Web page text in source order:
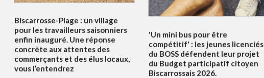
Biscarrosse-Plage : un village
pour les travailleurs saisonniers
enfin inauguré. Une réponse
concrète aux attentes des
commerçants et des élus locaux,
vous l’entendrez
'Un mini bus pour être
compétitif' : les jeunes licenciés
du BOSS défendent leur projet
du Budget participatif citoyen
Biscarrossais 2026.